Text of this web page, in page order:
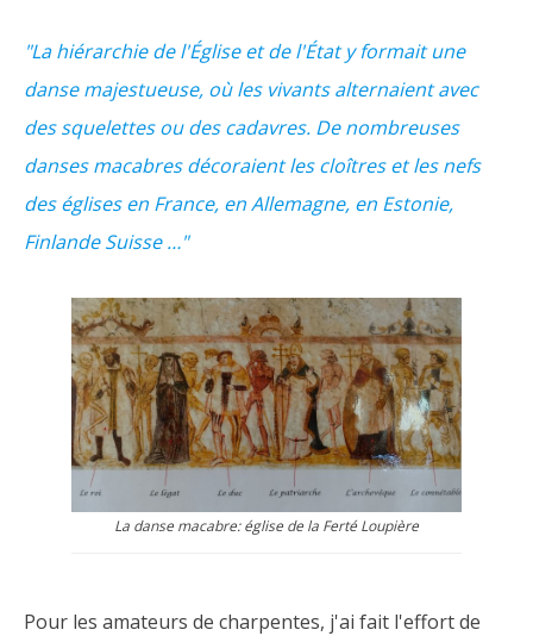
"La hiérarchie de l'Église et de l'État y formait une
danse majestueuse, où les vivants alternaient avec
des squelettes ou des cadavres. De nombreuses
danses macabres décoraient les cloîtres et les nefs
des églises en France, en Allemagne, en Estonie,
Finlande Suisse …"
La danse macabre: église de la Ferté Loupière
Pour les amateurs de charpentes, j'ai fait l'effort de